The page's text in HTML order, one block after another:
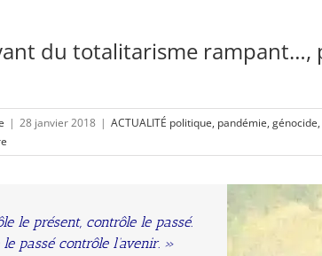
du totalitarisme rampant…,
| 28 janvier 2018 | ACTUALITÉ politique, pandémie,
le présent, contrôle le passé.
passé contrôle l’avenir. »